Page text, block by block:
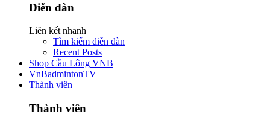
Diễn đàn
Liên kết nhanh
Tìm kiếm diễn đàn
Recent Posts
Shop Cầu Lông VNB
VnBadmintonTV
Thành viên
Thành viên